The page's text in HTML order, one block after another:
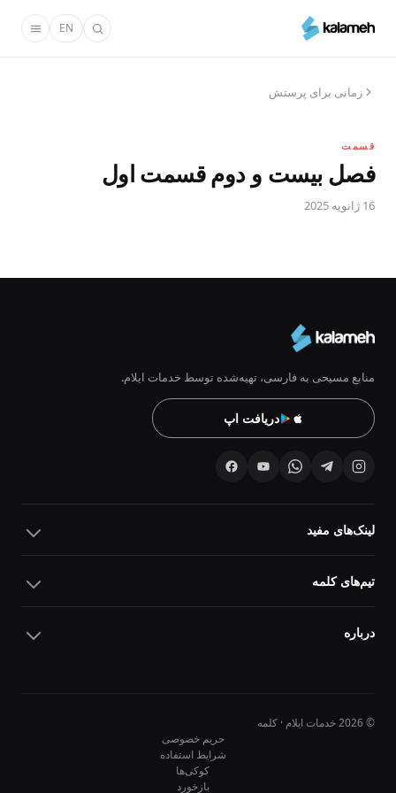
محتوای
EN
زمانی برای پرستش
قسمت
فصل بیست و دوم قسمت اول
16 ژانویه 2025
منابع مسیحی به فارسی، تهیه‌شده توسط خدمات ایلام.
دریافت اپ
لینک‌های مفید
تیم‌های کلمه
درباره
© 2026 خدمات ایلام · کلمه
حریم خصوصی
شرایط استفاده
کوکی‌ها
بازخورد
10